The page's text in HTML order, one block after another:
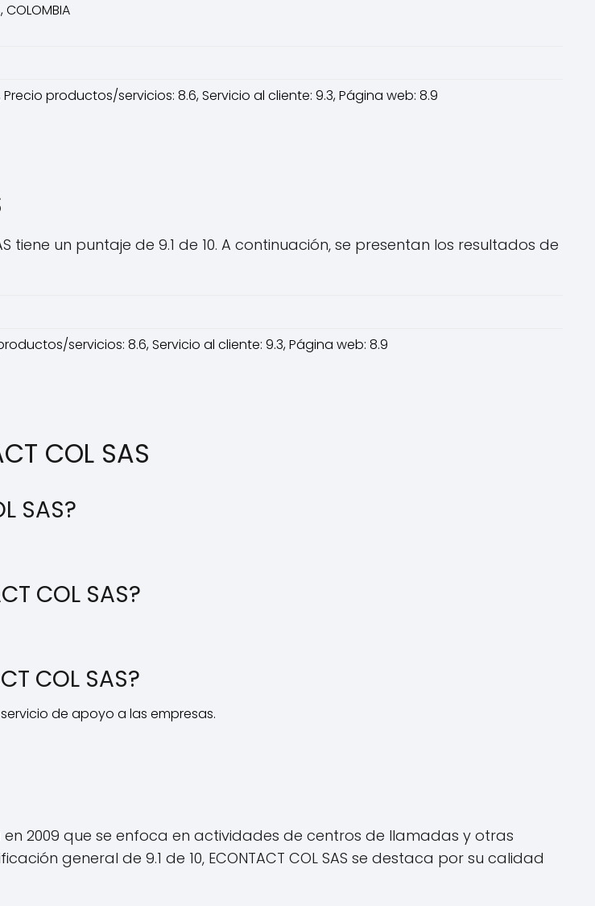
COLOMBIA
productos/servicios: 8.6, Servicio al cliente: 9.3, Página web: 8.9
tiene un puntaje de 9.1 de 10. A continuación, se presentan los resultados de
servicios: 8.6, Servicio al cliente: 9.3, Página web: 8.9
COL SAS
SAS?
COL SAS?
COL SAS?
de apoyo a las empresas.
en 2009 que se enfoca en actividades de centros de llamadas y otras
general de 9.1 de 10, ECONTACT COL SAS se destaca por su calidad